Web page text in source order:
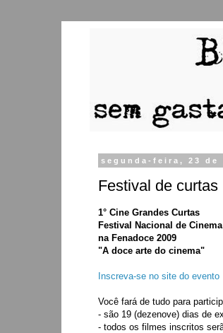
segunda-feira, 23 de
Festival de curtas
1° Cine Grandes Curtas
Festival Nacional de
na Fenadoce 2009
"A doce arte do cinema"
Inscreva-se no site do evento
Você fará de tudo para
- são 19 (dezenove) dias de
- todos os filmes inscritos